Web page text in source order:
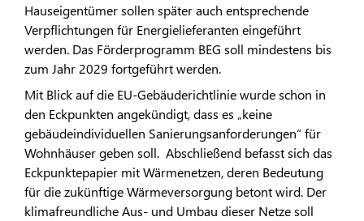
Hauseigentümer sollen später auch entsprechende
Verpflichtungen für Energielieferanten eingeführt
werden. Das Förderprogramm BEG soll mindestens bis
zum Jahr 2029 fortgeführt werden.
Mit Blick auf die EU-Gebäuderichtlinie wurde schon in
den Eckpunkten angekündigt, dass es „keine
gebäudeindividuellen Sanierungsanforderungen“ für
Wohnhäuser geben soll. Abschließend befasst sich das
Eckpunktepapier mit Wärmenetzen, deren Bedeutung
für die zukünftige Wärmeversorgung betont wird. Der
klimafreundliche Aus- und Umbau dieser Netze soll